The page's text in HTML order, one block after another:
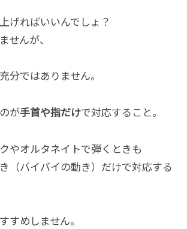
げればいいんでしょ？
せんが、
分ではありません。
が手首や指だけで対応すること。
やオルタネイトで弾くときも
（バイバイの動き）だけで対応する
すめしません。